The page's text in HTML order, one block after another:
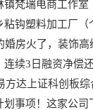
镇梵瑞电商工作
粘钩塑料加工厂
婚房火了，装饰高
连续3日融资净偿
方达上证科创板
际事项！这家公司